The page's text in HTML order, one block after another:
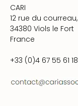
CARI
12 rue du courreau,
34380 Viols le Fort
France
+33 (0)4 67 55 61 18